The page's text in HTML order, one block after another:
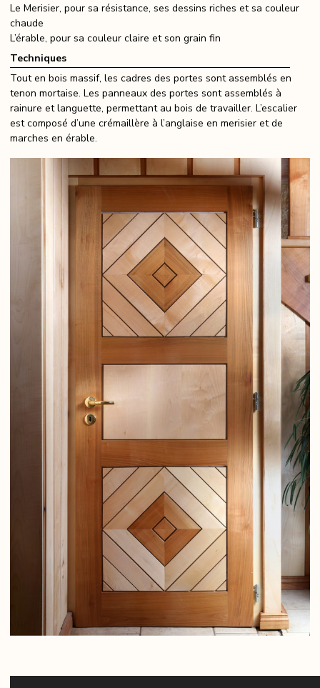
Le Merisier, pour sa résistance, ses dessins riches et sa couleur
chaude
L’érable, pour sa couleur claire et son grain fin
Techniques
Tout en bois massif, les cadres des portes sont assemblés en
tenon mortaise. Les panneaux des portes sont assemblés à
rainure et languette, permettant au bois de travailler. L’escalier
est composé d’une crémaillère à l’anglaise en merisier et de
marches en érable.